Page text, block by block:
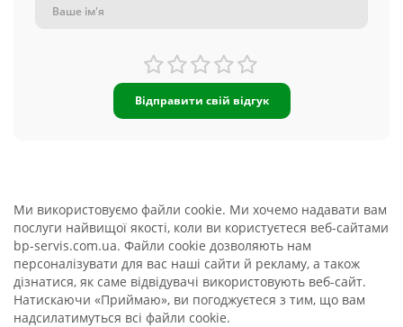
Відправити свій відгук
Ми використовуємо файли cookie. Ми хочемо надавати вам
послуги найвищої якості, коли ви користуєтеся веб-сайтами
bp-servis.com.ua. Файли cookie дозволяють нам
персоналізувати для вас наші сайти й рекламу, а також
дізнатися, як саме відвідувачі використовують веб-сайт.
Натискаючи «Приймаю», ви погоджуєтеся з тим, що вам
надсилатимуться всі файли cookie.